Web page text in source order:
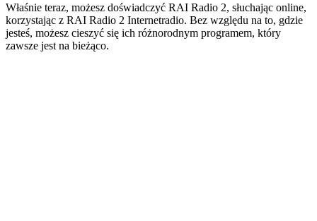
Właśnie teraz, możesz doświadczyć RAI Radio 2, słuchając online,
korzystając z RAI Radio 2 Internetradio. Bez względu na to, gdzie
jesteś, możesz cieszyć się ich różnorodnym programem, który
zawsze jest na bieżąco.